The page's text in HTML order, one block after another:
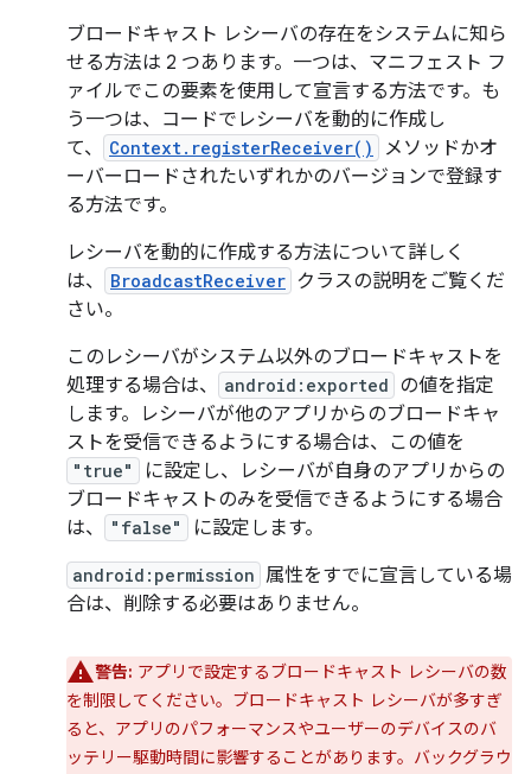
ブロードキャスト レシーバの存在をシステムに知ら
せる方法は 2 つあります。一つは、マニフェスト フ
ァイルでこの要素を使用して宣言する方法です。も
う一つは、コードでレシーバを動的に作成し
て、
Context.registerReceiver()
メソッドかオ
ーバーロードされたいずれかのバージョンで登録す
る方法です。
レシーバを動的に作成する方法について詳しく
は、
BroadcastReceiver クラスの説明をご覧くだ
さい。
このレシーバがシステム以外のブロードキャストを
処理する場合は、
android:exported の値を指定
します。レシーバが他のアプリからのブロードキャ
ストを受信できるようにする場合は、この値を
"true"
に設定し、レシーバが自身のアプリからの
ブロードキャストのみを受信できるようにする場合
は、
"false" に設定します。
android:permission 属性をすでに宣言している場
合は、削除する必要はありません。
警告: アプリで設定するブロードキャスト レシーバの数
を制限してください。ブロードキャスト レシーバが多すぎ
ると、アプリのパフォーマンスやユーザーのデバイスのバ
ッテリー駆動時間に影響することがあります。バックグラウ